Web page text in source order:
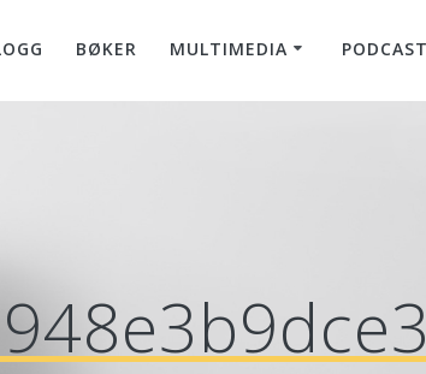
BØKER MULTIMEDIA PODCAST